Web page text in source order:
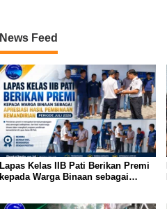
News Feed
Lapas Kelas IIB Pati Berikan Premi
kepada Warga Binaan sebagai